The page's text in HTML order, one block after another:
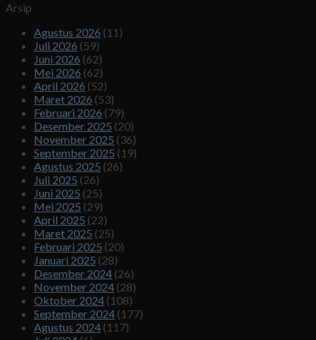
Arsip
Agustus 2026 (11)
Juli 2026 (59)
Juni 2026 (62)
Mei 2026 (62)
April 2026 (52)
Maret 2026 (53)
Februari 2026 (79)
Desember 2025 (20)
November 2025 (36)
September 2025 (19)
Agustus 2025 (26)
Juli 2025 (26)
Juni 2025 (25)
Mei 2025 (29)
April 2025 (22)
Maret 2025 (25)
Februari 2025 (20)
Januari 2025 (28)
Desember 2024 (26)
November 2024 (28)
Oktober 2024 (108)
September 2024 (177)
Agustus 2024 (117)